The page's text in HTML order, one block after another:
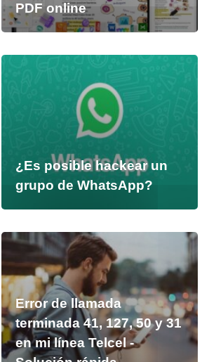
PDF online
¿Es posible hackear un
grupo de WhatsApp?
Error de llamada
terminada 41, 127, 50 y 31
en mi línea Telcel -